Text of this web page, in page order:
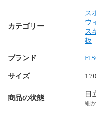
カテゴリー
ス
ウ
ス
板
ブランド
サイズ
商品の状態 目
細